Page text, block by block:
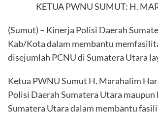
KETUA PWNU SUMUT: H.
(Sumut) – Kinerja Polisi Daerah
Kab/Kota dalam membantu
disejumlah PCNU di Sumatera Utara
Ketua PWNU Sumut H. Marahalim
Polisi Daerah Sumatera Utara
Sumatera Utara dalam membantu